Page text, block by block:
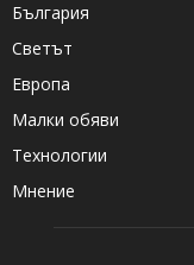
България
Светът
Европа
Малки обяви
Технологии
Мнение